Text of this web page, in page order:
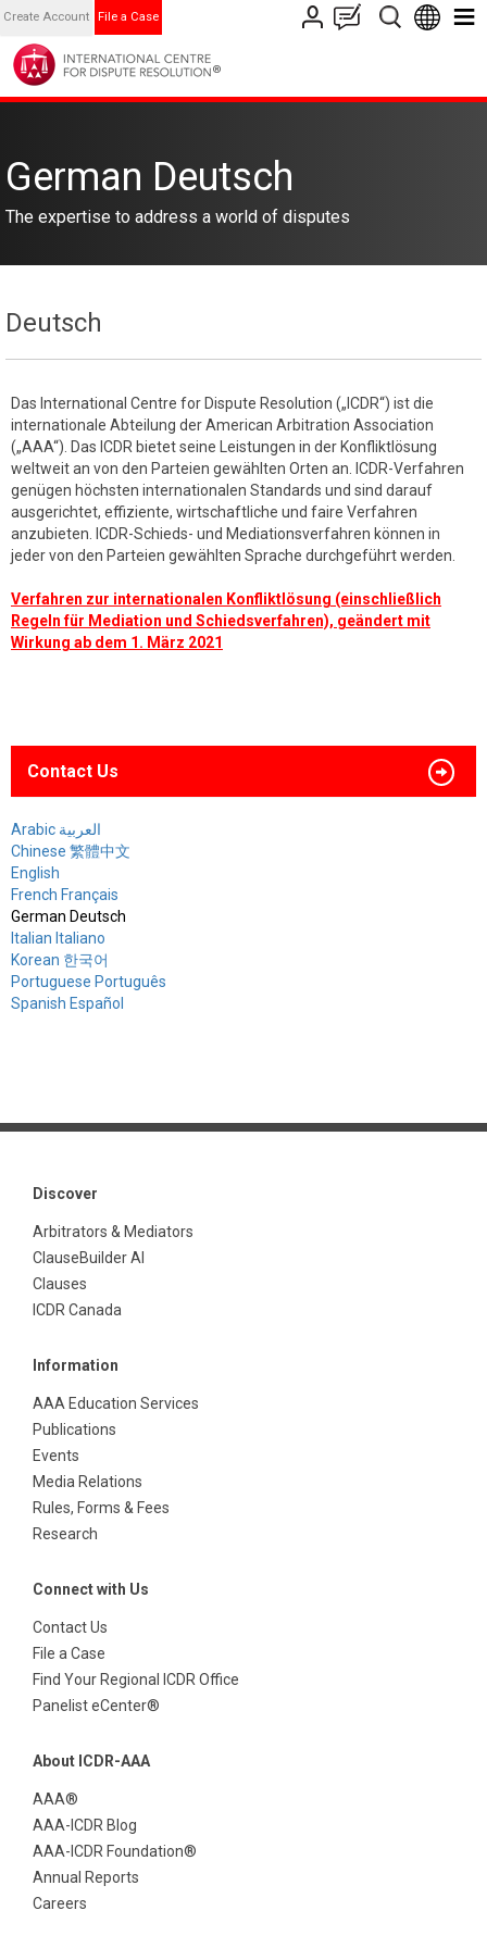
Create Account File a Case
German Deutsch
The expertise to address a world of disputes
Deutsch
Das International Centre for Dispute Resolution („ICDR“) ist die
internationale Abteilung der American Arbitration Association
(„AAA“). Das ICDR bietet seine Leistungen in der Konfliktlösung
weltweit an von den Parteien gewählten Orten an. ICDR-Verfahren
genügen höchsten internationalen Standards und sind darauf
ausgerichtet, effiziente, wirtschaftliche und faire Verfahren
anzubieten. ICDR-Schieds- und Mediationsverfahren können in
jeder von den Parteien gewählten Sprache durchgeführt werden.
Verfahren zur internationalen Konfliktlösung (einschließlich
Regeln für Mediation und Schiedsverfahren), geändert mit
Wirkung ab dem 1. März 2021
Contact Us
Arabic العربية
Chinese 繁體中文
English
French Français
German Deutsch
Italian Italiano
Korean 한국어
Portuguese Português
Spanish Español
Discover
Arbitrators & Mediators
ClauseBuilder AI
Clauses
ICDR Canada
Information
AAA Education Services
Publications
Events
Media Relations
Rules, Forms & Fees
Research
Connect with Us
Contact Us
File a Case
Find Your Regional ICDR Office
Panelist eCenter®
About ICDR-AAA
AAA®
AAA-ICDR Blog
AAA-ICDR Foundation®
Annual Reports
Careers